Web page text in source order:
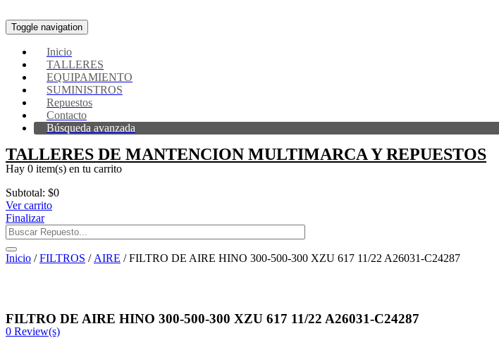
Toggle navigation
Inicio
TALLERES
EQUIPAMIENTO
SUMINISTROS
Repuestos
Contacto
Búsqueda avanzada
TALLERES DE MANTENCION MULTIMARCA Y REPUESTOS
Hay 0 item(s) en tu carrito
Subtotal: $0
Ver carrito
Finalizar
Inicio /FILTROS / AIRE / FILTRO DE AIRE HINO 300-500-300 XZU 617 11/22 A26031-C24287
FILTRO DE AIRE HINO 300-500-300 XZU 617 11/22 A26031-C24287
0 Review(s)